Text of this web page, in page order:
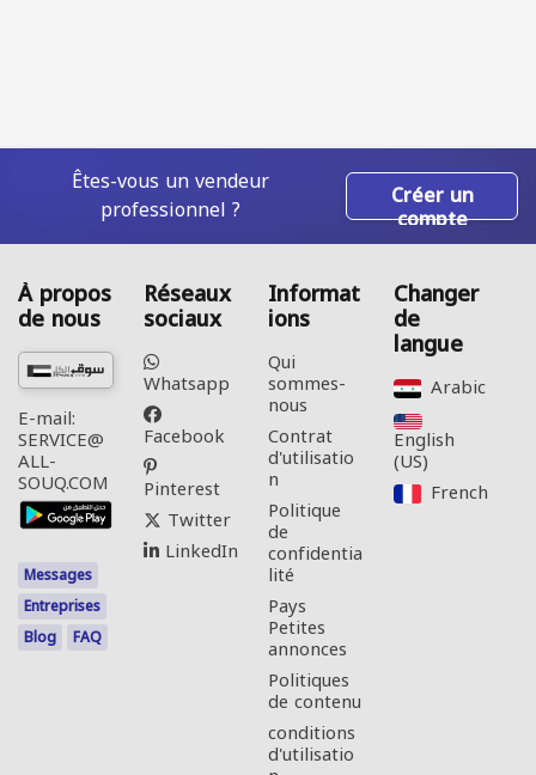
Êtes-vous un vendeur
professionnel ? Créer un
compte
À propos
de nous
E-mail:
SERVICE@
ALL-
SOUQ.COM
Messages
Entreprises
Blog
FAQ
Réseaux
sociaux
Whatsapp
Facebook
Pinterest
Twitter
LinkedIn
Informat
ions
Qui
sommes-
nous
Contrat
d'utilisatio
n
Politique
de
confidentia
lité
Pays
Petites
annonces
Politiques
de contenu
conditions
d'utilisatio
Changer
de
langue
Arabic‎
English
(US)‎
French‎